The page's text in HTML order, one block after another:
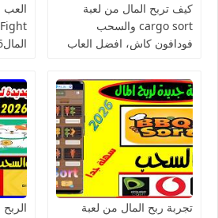
كيف تربح المال من لعبة
cargo sort والسحب
فودافون كاش، افضل العاب
المال2026
تجربة ربح المال من لعبة